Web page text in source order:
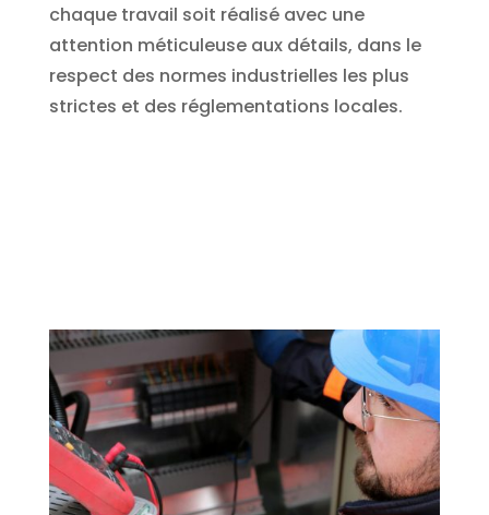
chaque travail soit réalisé avec une
attention méticuleuse aux détails, dans le
respect des normes industrielles les plus
strictes et des réglementations locales.